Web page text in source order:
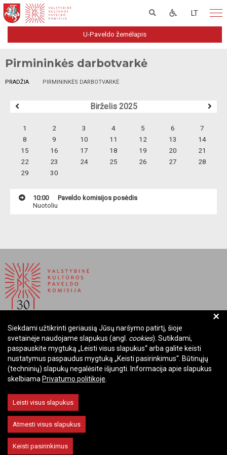
LT
U-Paveldo žemėlapis
Pirmininkės darbotvarkė
PRADŽIA PIRMININKĖS DARBOTVARKĖ
Birželis 2025
1 2 3 4 5 6
7
8
9 10 11 12 13
14
15
16 17 18 19 20
21
22
23 24 25 26 27
28
29
30
10:00
Paveldo komisijos posėdis
Nuotoliu
BIUDŽETINĖ ĮSTAIGA LIETUVOS RESPUBLIKOS
VALSTYBINĖ KULTŪROS PAVELDO KOMISIJA
Įmonės kodas: Juridinių asmenų registre 288700520
Adresas: Rūdninkų g. 13, 01135 Vilnius
El. paštas: komisija@vkpk.lt
BENDRAUKIME
+
Siekdami užtikrinti geriausią Jūsų naršymo patirtį, šioje
svetainėje naudojame slapukus (angl. cookies). Sutikdami,
paspauskite mygtuką „Leisti visus slapukus“ arba galite keisti
nustatymus paspaudus mygtuką „Keisti pasirinkimus“. Būtinųjų
(techninių) slapukų negalėsite išjungti. Informacija apie slapukus
skelbiama Privatumo politikoje
Leisti visus slapukus
Atmesti visus slapukus
Keisti pasirinkimus